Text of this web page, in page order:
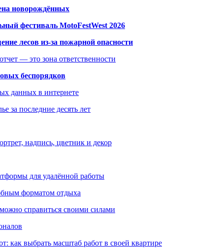
новорождённых
фестиваль MotoFestWest 2026
лесов из-за пожарной опасности
— это зона ответственности
беспорядков
данных в интернете
за последние десять лет
надпись, цветник и декор
для удалённой работы
форматом отдыха
справиться своими силами
как выбрать масштаб работ в своей квартире